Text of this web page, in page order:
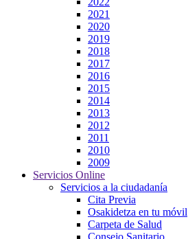
2021
2020
2019
2018
2017
2016
2015
2014
2013
2012
2011
2010
2009
Servicios Online
Servicios a la ciudadanía
Cita Previa
Osakidetza en tu móvil
Carpeta de Salud